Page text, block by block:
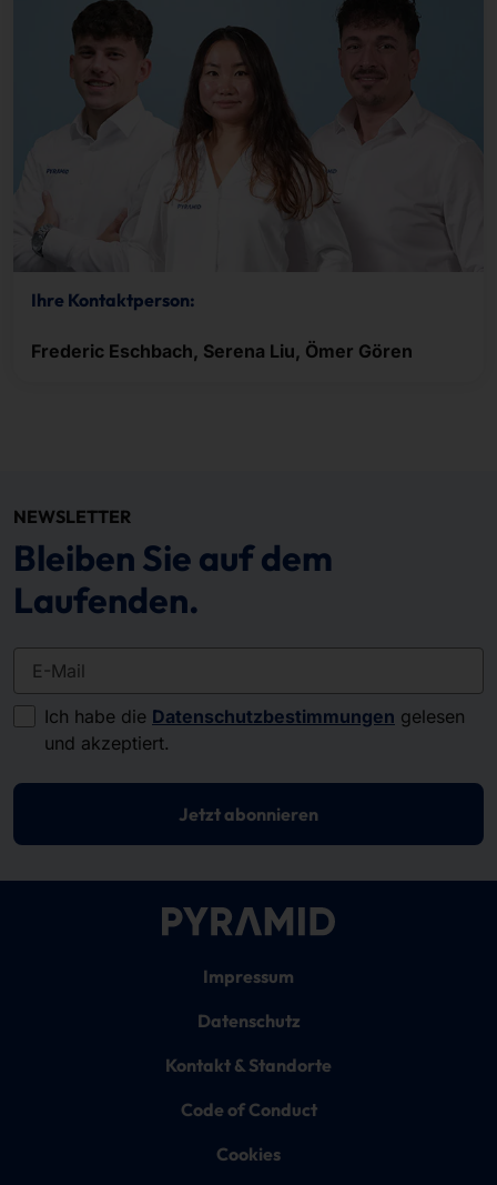
Ihre Kontaktperson:
Frederic Eschbach, Serena Liu, Ömer Gören
NEWSLETTER
Bleiben Sie auf dem
Laufenden.
E-Mail
Ich habe die Datenschutzbestimmungen gelesen
und akzeptiert.
Jetzt abonnieren
Impressum
Datenschutz
Kontakt & Standorte
Code of Conduct
Cookies